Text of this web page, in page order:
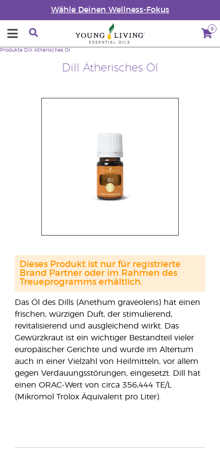
Wähle Deinen Wellness-Fokus
0
Dill Ätherisches Öl
Produkte Dill Ätherisches Öl
Das Öl des Dills (Anethum graveolens) hat einen
frischen, würzigen Duft, der stimulierend,
revitalisierend und ausgleichend wirkt. Das
Gewürzkraut ist ein wichtiger Bestandteil vieler
europäischer Gerichte und wurde im Altertum
auch in einer Vielzahl von Heilmitteln, vor allem
gegen Verdauungsstörungen, eingesetzt. Dill hat
einen ORAC-Wert von circa 356,444 TE/L
(Mikromol Trolox Äquivalent pro Liter).
Dieses Produkt ist nur für registrierte
Brand Partner oder im Rahmen des
Treueprogramms erhältlich.